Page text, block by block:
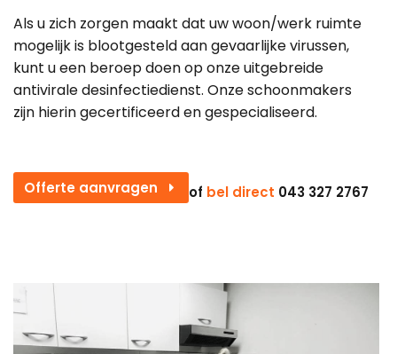
Als u zich zorgen maakt dat uw woon/werk ruimte
mogelijk is blootgesteld aan gevaarlijke virussen,
kunt u een beroep doen op onze uitgebreide
antivirale desinfectiedienst. Onze schoonmakers
zijn hierin gecertificeerd en gespecialiseerd.
Offerte aanvragen of bel direct 043 327 2767